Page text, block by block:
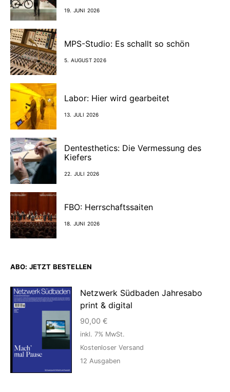
19. JUNI 2026
MPS-Studio: Es schallt so schön
5. AUGUST 2026
Labor: Hier wird gearbeitet
13. JULI 2026
Dentesthetics: Die Vermessung des
Kiefers
22. JULI 2026
FBO: Herrschaftssaiten
18. JUNI 2026
ABO: JETZT BESTELLEN
Netzwerk Südbaden Jahresabo
print & digital
90,00 €
inkl. 7% MwSt.
Kostenloser Versand
12 Ausgaben